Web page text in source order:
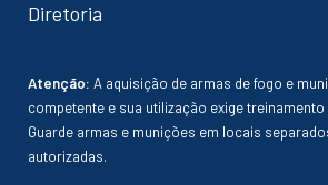
Diretoria
Atenção: A aquisição de armas de fogo e
competente e sua utilização exige
Guarde armas e munições em locais
autorizadas.